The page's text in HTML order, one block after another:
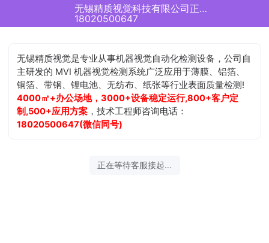
无锡精质视觉科技有限公司正在为您服务
18020500647
无锡精质视觉是专业从事机器视觉自动化检测设备，公司自
主研发的 MVI 机器视觉检测系统广泛应用于薄膜、铝箔、
铜箔、带钢、锂电池、无纺布、纸张等行业表面质量检测!
4000㎡+办公场地，3000+设备稳定运行,800+客户定
制,500+应用方案 ，技术工程师咨询电话：
18020500647(微信同号)
正在等待客服接起...